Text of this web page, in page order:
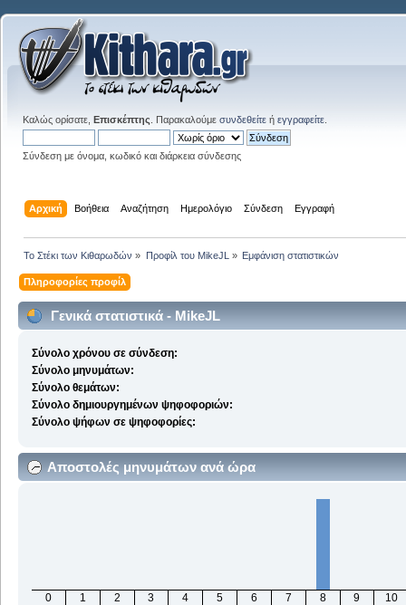
Καλώς ορίσατε, Επισκέπτης . Παρακαλούμε συνδεθείτε ή εγγραφείτε
Σύνδεση με όνομα, κωδικό και διάρκεια σύνδεσης
Αρχική Βοήθεια Αναζήτηση Ημερολόγιο Σύνδεση Εγγραφή
Το Στέκι των Κιθαρωδών » Προφίλ του MikeJL » Εμφάνιση στατιστικών
Πληροφορίες προφίλ
Γενικά στατιστικά - MikeJL
Σύνολο χρόνου σε σύνδεση:
Σύνολο μηνυμάτων:
Σύνολο θεμάτων:
Σύνολο δημιουργημένων ψηφοφοριών:
Σύνολο ψήφων σε ψηφοφορίες:
Αποστολές μηνυμάτων ανά ώρα
0 1 2 3 4 5 6 7 8 9 10